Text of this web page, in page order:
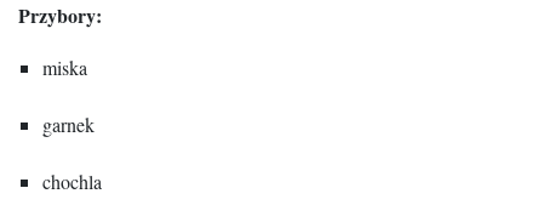
Przybory:
miska
garnek
chochla